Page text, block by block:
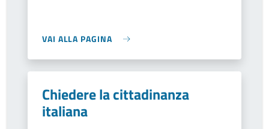
VAI ALLA PAGINA
Chiedere la cittadinanza
italiana